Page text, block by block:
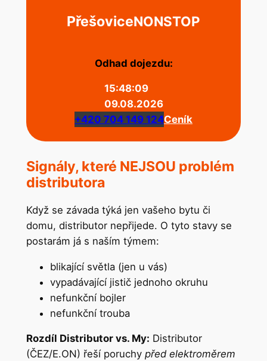
PřešoviceNONSTOP
Odhad dojezdu:
15:48:09
09.08.2026
+420 704 149 124Ceník
Signály, které NEJSOU problém
distributora
Když se závada týká jen vašeho bytu či
domu, distributor nepřijede. O tyto stavy se
postarám já s naším týmem:
blikající světla (jen u vás)
vypadávající jistič jednoho okruhu
nefunkční bojler
nefunkční trouba
Rozdíl Distributor vs. My: Distributor
(ČEZ/E.ON) řeší poruchy před elektroměrem